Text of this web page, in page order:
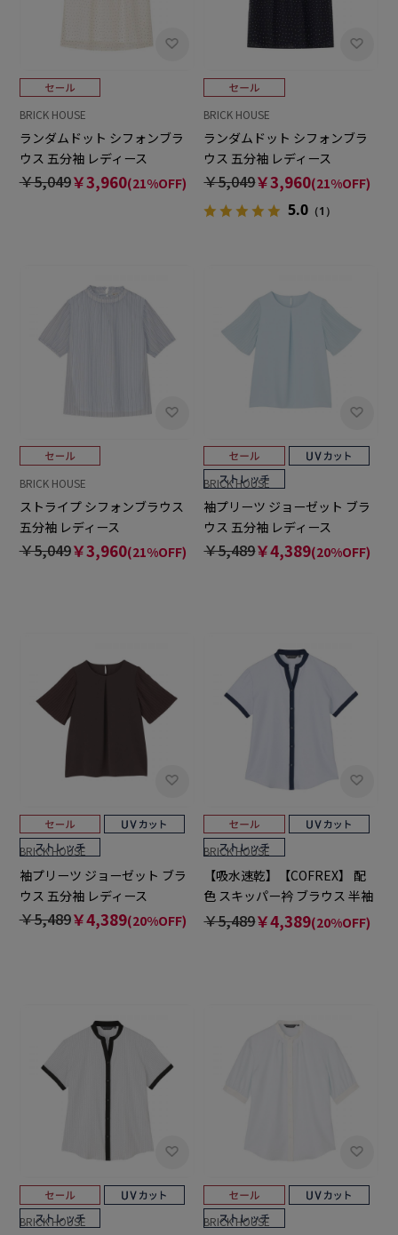
BRICK HOUSE
ランダムドット シフォンブラ
ウス 五分袖 レディース
￥5,049￥3,960(21%OFF)
BRICK HOUSE
ランダムドット シフォンブラ
ウス 五分袖 レディース
￥5,049￥3,960(21%OFF)
5.0 （1）
BRICK HOUSE
ストライプ シフォンブラウス
五分袖 レディース
￥5,049￥3,960(21%OFF)
BRICK HOUSE
袖プリーツ ジョーゼット ブラ
ウス 五分袖 レディース
￥5,489￥4,389(20%OFF)
BRICK HOUSE
袖プリーツ ジョーゼット ブラ
ウス 五分袖 レディース
￥5,489￥4,389(20%OFF)
BRICK HOUSE
【吸水速乾】【COFREX】 配
色 スキッパー衿 ブラウス 半袖
レディースデザインシャツ
￥5,489￥4,389(20%OFF)
BRICK HOUSE BRICK HOUSE